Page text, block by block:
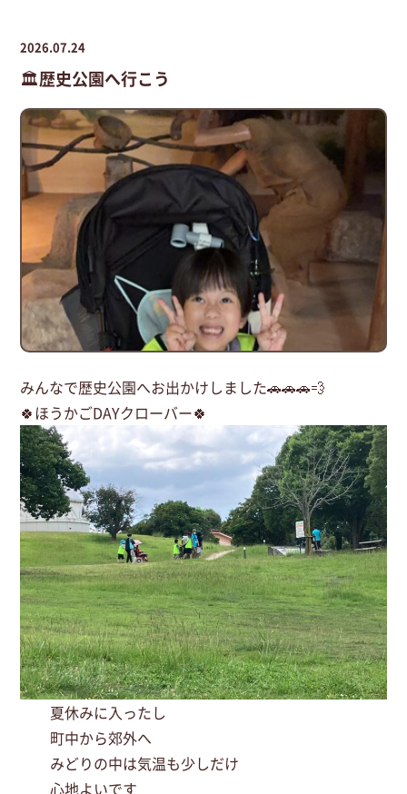
2026.07.24
🏛️歴史公園へ行こう
みんなで歴史公園へお出かけしました🚗🚗🚗💨
🍀ほうかごDAYクローバー🍀
夏休みに入ったし
町中から郊外へ
みどりの中は気温も少しだけ
心地よいです